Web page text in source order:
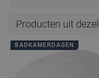
Producten uit
BADKAMERDAGEN